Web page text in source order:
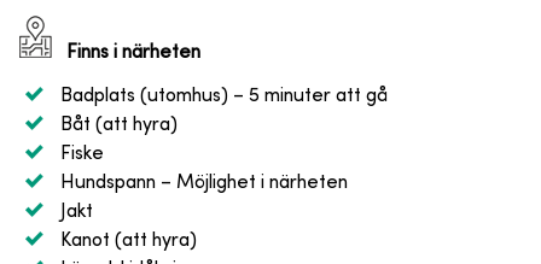
Finns i närheten
Badplats (utomhus) – 5 minuter att gå
Båt (att hyra)
Fiske
Hundspann – Möjlighet i närheten
Jakt
Kanot (att hyra)